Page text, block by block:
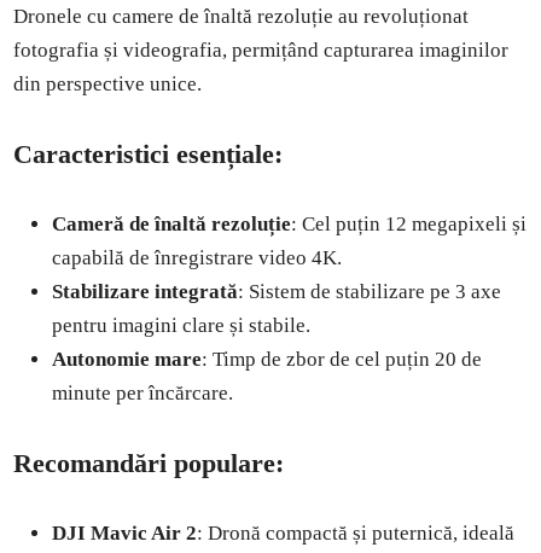
Dronele cu camere de înaltă rezoluție au revoluționat
fotografia și videografia, permițând capturarea imaginilor
din perspective unice.
Caracteristici esențiale:
Cameră de înaltă rezoluție: Cel puțin 12 megapixeli și
capabilă de înregistrare video 4K.
Stabilizare integrată: Sistem de stabilizare pe 3 axe
pentru imagini clare și stabile.
Autonomie mare: Timp de zbor de cel puțin 20 de
minute per încărcare.
Recomandări populare:
DJI Mavic Air 2: Dronă compactă și puternică, ideală